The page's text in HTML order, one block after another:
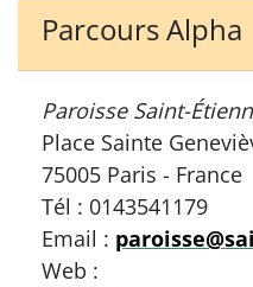
Parcours Alpha
Paroisse Saint-
Place Sainte
75005 Paris - France
Tél : 0143541179
Email :
Web :